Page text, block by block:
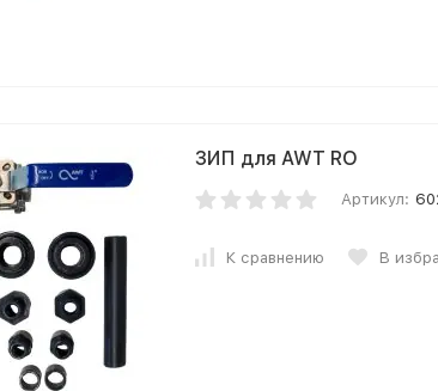
ЗИП для AWT RO
Артикул:
К сравнению В